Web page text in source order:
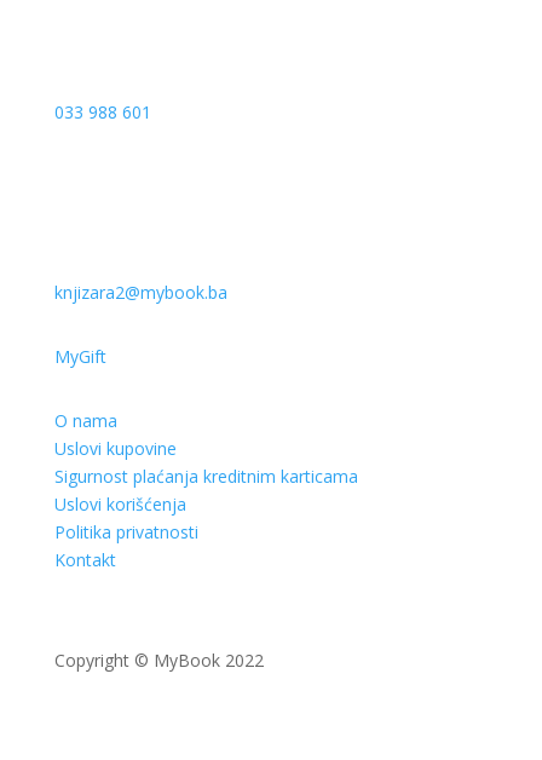
033 988 601
knjizara2@mybook.ba
MyGift
O nama
Uslovi kupovine
Sigurnost plaćanja kreditnim karticama
Uslovi korišćenja
Politika privatnosti
Kontakt
Copyright © MyBook 2022